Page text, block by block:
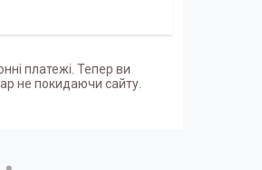
платежі. Тепер ви
не покидаючи сайту.